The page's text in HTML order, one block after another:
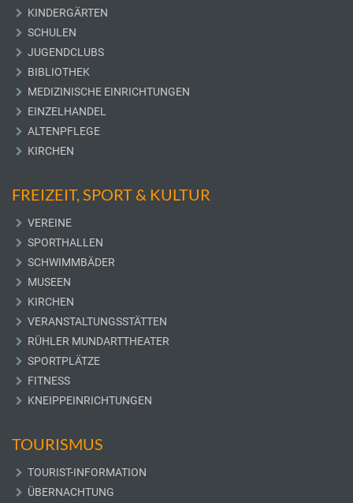
KINDERGÄRTEN
SCHULEN
JUGENDCLUBS
BIBLIOTHEK
MEDIZINISCHE EINRICHTUNGEN
EINZELHANDEL
ALTENPFLEGE
KIRCHEN
FREIZEIT, SPORT & KULTUR
VEREINE
SPORTHALLEN
SCHWIMMBÄDER
MUSEEN
KIRCHEN
VERANSTALTUNGSSTÄTTEN
RÜHLER MUNDARTTHEATER
SPORTPLÄTZE
FITNESS
KNEIPPEINRICHTUNGEN
TOURISMUS
TOURIST-INFORMATION
ÜBERNACHTUNG